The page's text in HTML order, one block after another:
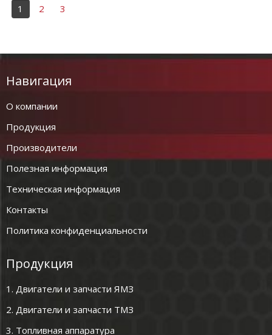
1 2 3
Навигация
О компании
Продукция
Производители
Полезная информация
Техническая информация
Контакты
Политика конфиденциальности
Продукция
1. Двигатели и запчасти ЯМЗ
2. Двигатели и запчасти ТМЗ
3. Топливная аппаратура